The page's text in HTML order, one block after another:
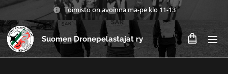
Toimisto on avoinna ma-pe klo 11-13
Suomen Dronepelastajat ry